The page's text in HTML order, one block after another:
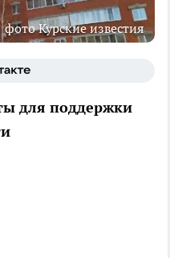
фото Курские известия
для поддержки